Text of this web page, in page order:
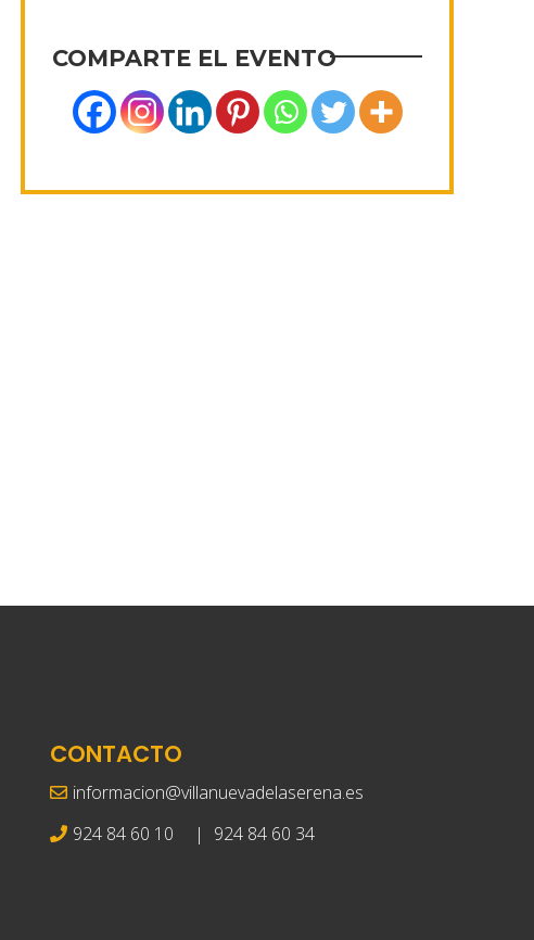
COMPARTE EL EVENTO
CONTACTO
informacion@villanuevadelaserena.es
924 84 60 10
| 924 84 60 34